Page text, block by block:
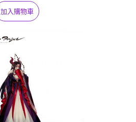
加入購物車